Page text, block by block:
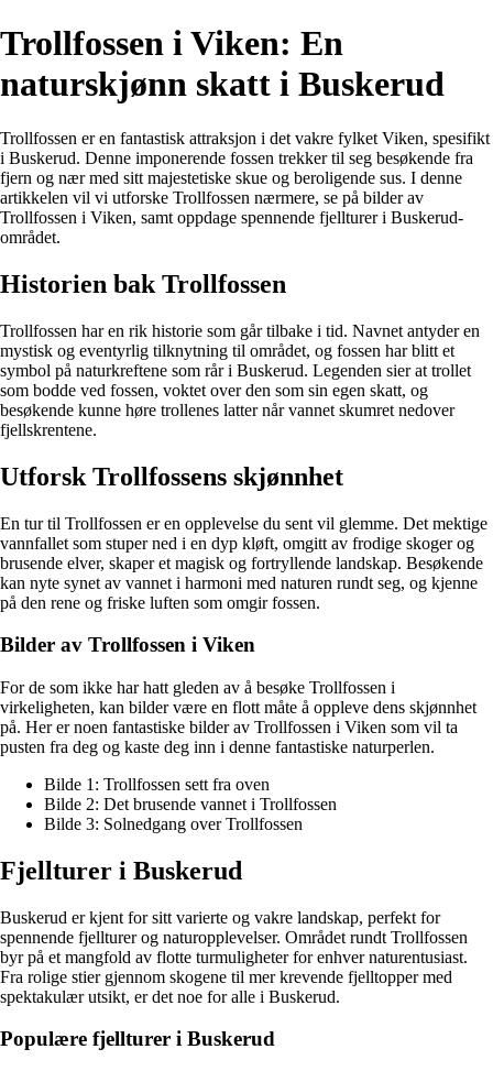
Trollfossen i Viken: En
naturskjønn skatt i Buskerud
Trollfossen er en fantastisk attraksjon i det vakre fylket Viken, spesifikt
i Buskerud. Denne imponerende fossen trekker til seg besøkende fra
fjern og nær med sitt majestetiske skue og beroligende sus. I denne
artikkelen vil vi utforske Trollfossen nærmere, se på bilder av
Trollfossen i Viken, samt oppdage spennende fjellturer i Buskerud-
området.
Historien bak Trollfossen
Trollfossen har en rik historie som går tilbake i tid. Navnet antyder en
mystisk og eventyrlig tilknytning til området, og fossen har blitt et
symbol på naturkreftene som rår i Buskerud. Legenden sier at trollet
som bodde ved fossen, voktet over den som sin egen skatt, og
besøkende kunne høre trollenes latter når vannet skumret nedover
fjellskrentene.
Utforsk Trollfossens skjønnhet
En tur til Trollfossen er en opplevelse du sent vil glemme. Det mektige
vannfallet som stuper ned i en dyp kløft, omgitt av frodige skoger og
brusende elver, skaper et magisk og fortryllende landskap. Besøkende
kan nyte synet av vannet i harmoni med naturen rundt seg, og kjenne
på den rene og friske luften som omgir fossen.
Bilder av Trollfossen i Viken
For de som ikke har hatt gleden av å besøke Trollfossen i
virkeligheten, kan bilder være en flott måte å oppleve dens skjønnhet
på. Her er noen fantastiske bilder av Trollfossen i Viken som vil ta
pusten fra deg og kaste deg inn i denne fantastiske naturperlen.
Bilde 1: Trollfossen sett fra oven
Bilde 2: Det brusende vannet i Trollfossen
Bilde 3: Solnedgang over Trollfossen
Fjellturer i Buskerud
Buskerud er kjent for sitt varierte og vakre landskap, perfekt for
spennende fjellturer og naturopplevelser. Området rundt Trollfossen
byr på et mangfold av flotte turmuligheter for enhver naturentusiast.
Fra rolige stier gjennom skogene til mer krevende fjelltopper med
spektakulær utsikt, er det noe for alle i Buskerud.
Populære fjellturer i Buskerud